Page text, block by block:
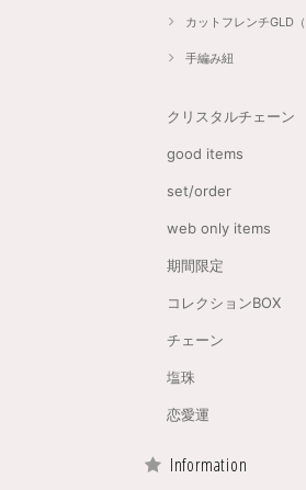
カットフレンチGLD（
手編み紐
クリスタルチェーン
good items
set/order
web only items
期間限定
コレクションBOX
チェーン
塩珠
恋愛運
Information